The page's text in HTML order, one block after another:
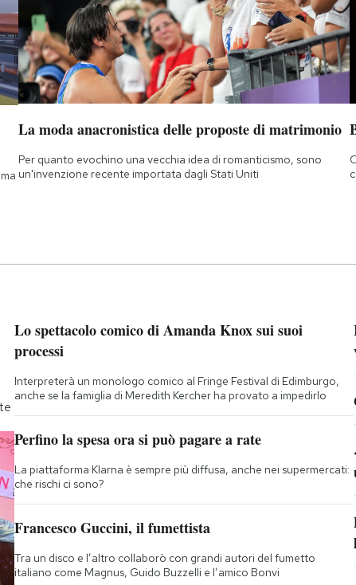
La moda anacronistica delle proposte di matrimonio
Per quanto evochino una vecchia idea di romanticismo, sono
un'invenzione recente importata dagli Stati Uniti
Lo spettacolo comico di Amanda Knox sui suoi
processi
Interpreterà un monologo comico al Fringe Festival di Edimburgo,
anche se la famiglia di Meredith Kercher ha provato a impedirlo
Perfino la spesa ora si può pagare a rate
La piattaforma Klarna è sempre più diffusa, anche nei supermercati:
che rischi ci sono?
Francesco Guccini, il fumettista
Tra un disco e l’altro collaborò con grandi autori del fumetto
italiano come Magnus, Guido Buzzelli e l’amico Bonvi